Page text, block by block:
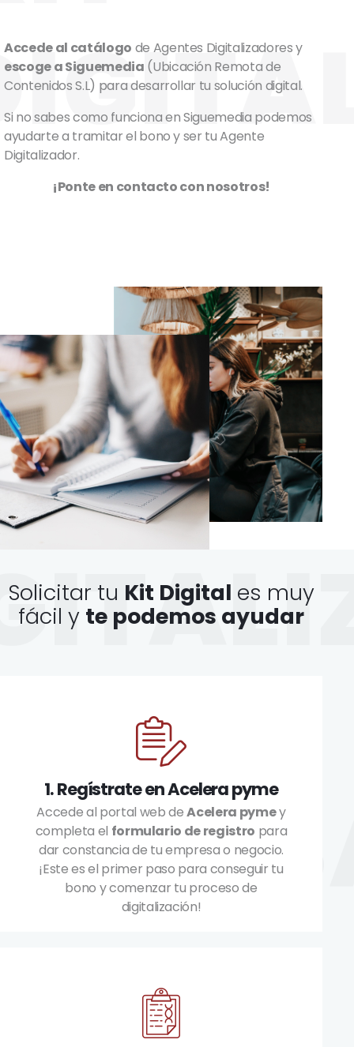
Accede al catálogo de Agentes Digitalizadores y
escoge a Siguemedia (Ubicación Remota de
Contenidos S.L) para desarrollar tu solución digital.
Si no sabes como funciona en Siguemedia podemos
ayudarte a tramitar el bono y ser tu Agente
Digitalizador.
¡Ponte en contacto con nosotros!
TU
Solicitar tu Kit Digital es muy
fácil y te podemos ayudar
1. Regístrate en Acelera pyme
Accede al portal web deAcelera pymey
completa el formulario de registro para
dar constancia de tu empresa o negocio.
¡Este es el primer paso para conseguir tu
bono y comenzar tu proceso de
digitalización!